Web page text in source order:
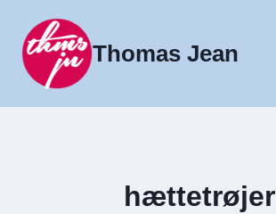
indhold
Thomas Jean
hættetrøjer